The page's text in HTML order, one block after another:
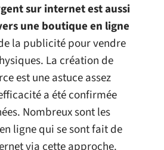
sur internet est aussi
une boutique en ligne
la publicité pour vendre
La création de
est une astuce assez
a été confirmée
Nombreux sont les
ligne qui se sont fait de
via cette approche.